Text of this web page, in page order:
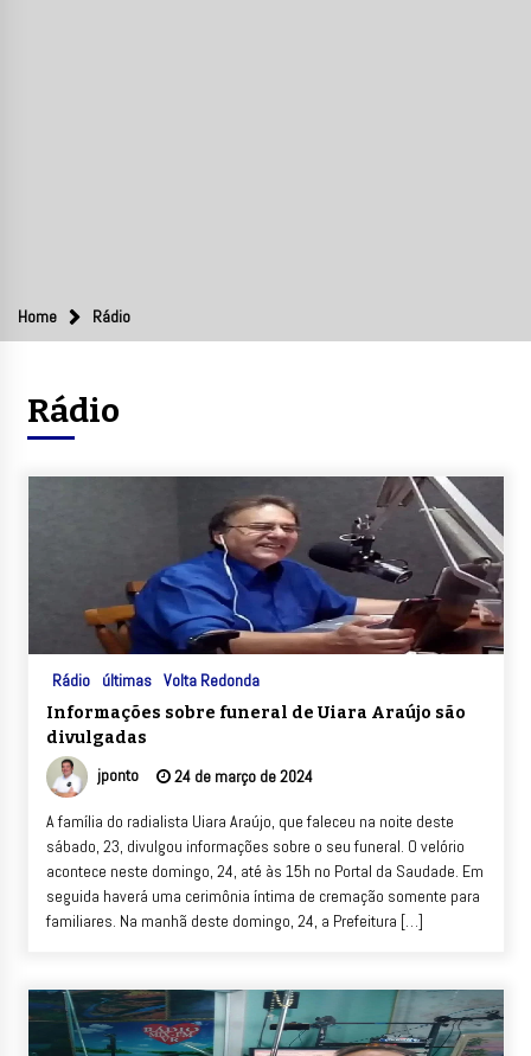
Home Rádio
Rádio
Rádio últimas Volta Redonda
Informações sobre funeral de Uiara Araújo são
divulgadas
jponto 24 de março de 2024
A família do radialista Uiara Araújo, que faleceu na noite deste
sábado, 23, divulgou informações sobre o seu funeral. O velório
acontece neste domingo, 24, até às 15h no Portal da Saudade. Em
seguida haverá uma cerimônia íntima de cremação somente para
familiares. Na manhã deste domingo, 24, a Prefeitura […]